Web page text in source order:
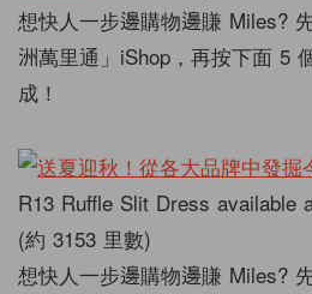
想快人一步邊購物邊賺 Miles?
洲萬里通」iShop，再按下面 5
成！
R13 Ruffle Slit Dress available
(約 3153 里數)
想快人一步邊購物邊賺 Miles?